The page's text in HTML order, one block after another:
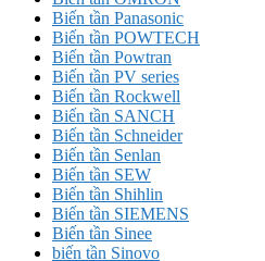
Biến tần Panasonic
Biến tần POWTECH
Biến tần Powtran
Biến tần PV series
Biến tần Rockwell
Biến tần SANCH
Biến tần Schneider
Biến tần Senlan
Biến tần SEW
Biến tần Shihlin
Biến tần SIEMENS
Biến tần Sinee
biến tần Sinovo